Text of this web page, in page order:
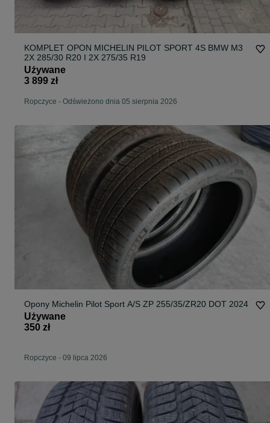
KOMPLET OPON MICHELIN PILOT SPORT 4S BMW M3
2X 285/30 R20 I 2X 275/35 R19
Używane
3 899 zł
Ropczyce - Odświeżono dnia 05 sierpnia 2026
Opony Michelin Pilot Sport A/S ZP 255/35/ZR20 DOT 2024
Używane
350 zł
Ropczyce - 09 lipca 2026